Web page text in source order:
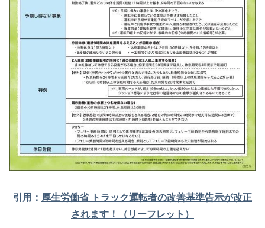
引用： 厚生労働省 トラック運転者の改善基準告示が改正
されます！（リーフレット）